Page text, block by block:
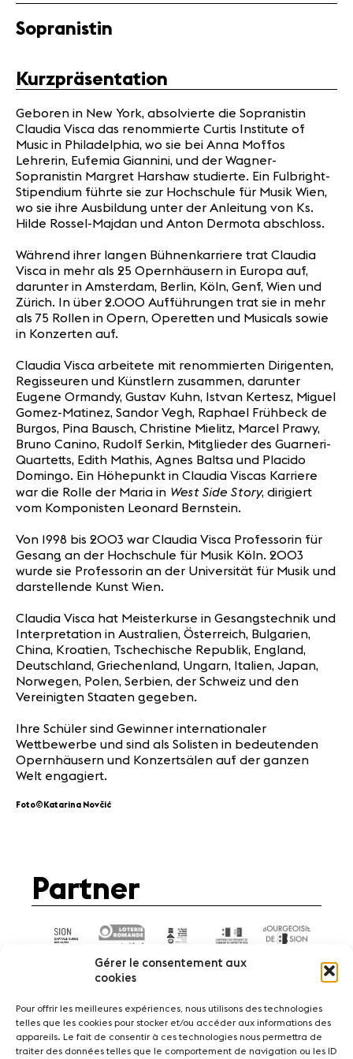
Gérer le consentement aux
cookies
Pour offrir les meilleures expériences, nous utilisons des technologies
telles que les cookies pour stocker et/ou accéder aux informations des
appareils. Le fait de consentir à ces technologies nous permettra de
traiter des données telles que le comportement de navigation ou les ID
Konzerte
Medien
Presse
Jobs
Über uns
Kontakt
Sopranistin
Kurzpräsentation
Geboren in New York, absolvierte die Sopranistin
Claudia Visca das renommierte Curtis Institute of
Music in Philadelphia, wo sie bei Anna Moffos
Lehrerin, Eufemia Giannini, und der Wagner-
Sopranistin Margret Harshaw studierte. Ein Fulbright-
Stipendium führte sie zur Hochschule für Musik Wien,
wo sie ihre Ausbildung unter der Anleitung von Ks.
Hilde Rossel-Majdan und Anton Dermota abschloss.
Während ihrer langen Bühnenkarriere trat Claudia
Visca in mehr als 25 Opernhäusern in Europa auf,
darunter in Amsterdam, Berlin, Köln, Genf, Wien und
Zürich. In über 2.000 Aufführungen trat sie in mehr
als 75 Rollen in Opern, Operetten und Musicals sowie
in Konzerten auf.
Claudia Visca arbeitete mit renommierten Dirigenten,
Regisseuren und Künstlern zusammen, darunter
Eugene Ormandy, Gustav Kuhn, Istvan Kertesz, Miguel
Gomez-Matinez, Sandor Vegh, Raphael Frühbeck de
Burgos, Pina Bausch, Christine Mielitz, Marcel Prawy,
Bruno Canino, Rudolf Serkin, Mitglieder des Guarneri-
Quartetts, Edith Mathis, Agnes Baltsa und Placido
Domingo. Ein Höhepunkt in Claudia Viscas Karriere
war die Rolle der Maria in West Side Story, dirigiert
vom Komponisten Leonard Bernstein.
Von 1998 bis 2003 war Claudia Visca Professorin für
Gesang an der Hochschule für Musik Köln. 2003
wurde sie Professorin an der Universität für Musik und
darstellende Kunst Wien.
Claudia Visca hat Meisterkurse in Gesangstechnik und
Interpretation in Australien, Österreich, Bulgarien,
China, Kroatien, Tschechische Republik, England,
Deutschland, Griechenland, Ungarn, Italien, Japan,
Norwegen, Polen, Serbien, der Schweiz und den
Vereinigten Staaten gegeben.
Ihre Schüler sind Gewinner internationaler
Wettbewerbe und sind als Solisten in bedeutenden
Opernhäusern und Konzertsälen auf der ganzen
Welt engagiert.
Foto©Katarina Novčić
Partner
NewsKonzerteFreiwillige